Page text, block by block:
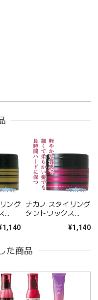
ング
ナカノ スタイリング
タントワックス
チュラル）90g--¥1,140
た商品